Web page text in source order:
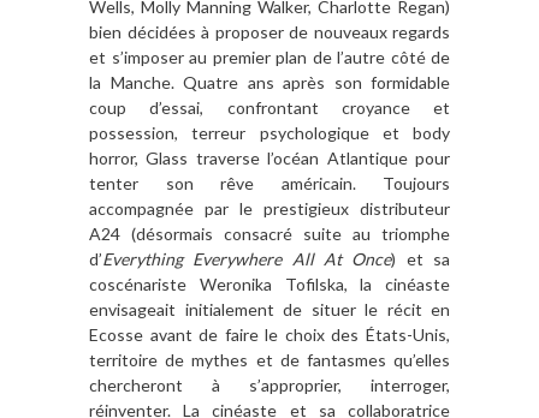
Wells, Molly Manning Walker, Charlotte Regan)
bien décidées à proposer de nouveaux regards
et s’imposer au premier plan de l’autre côté de
la Manche. Quatre ans après son formidable
coup d’essai, confrontant croyance et
possession, terreur psychologique et body
horror, Glass traverse l’océan Atlantique pour
tenter son rêve américain. Toujours
accompagnée par le prestigieux distributeur
A24 (désormais consacré suite au triomphe
d’Everything Everywhere All At Once) et sa
coscénariste Weronika Tofilska, la cinéaste
envisageait initialement de situer le récit en
Ecosse avant de faire le choix des États-Unis,
territoire de mythes et de fantasmes qu’elles
chercheront à s’approprier, interroger,
réinventer. La cinéaste et sa collaboratrice